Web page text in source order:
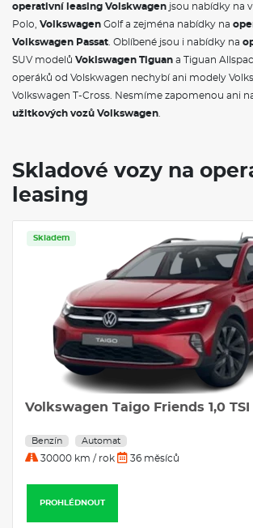
operativní leasing Volskwagen jsou nabídky na
Polo, Volkswagen Golf a zejména nabídky na
Volkswagen Passat . Oblíbené jsou i nabídky na
SUV modelů Voklswagen Tiguan a Tiguan
operáků od Volskwagen nechybí ani modely
Volkswagen T-Cross. Nesmíme zapomenou ani
užitkových vozů Volkswagen
Skladové vozy na
leasing
Skladem
Volkswagen Taigo Friends 1,0 TSI
Benzín Automat
30000 km / rok 36 měsíců
PROHLÉDNOUT